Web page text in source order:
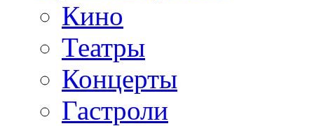
Кино
Театры
Концерты
Гастроли